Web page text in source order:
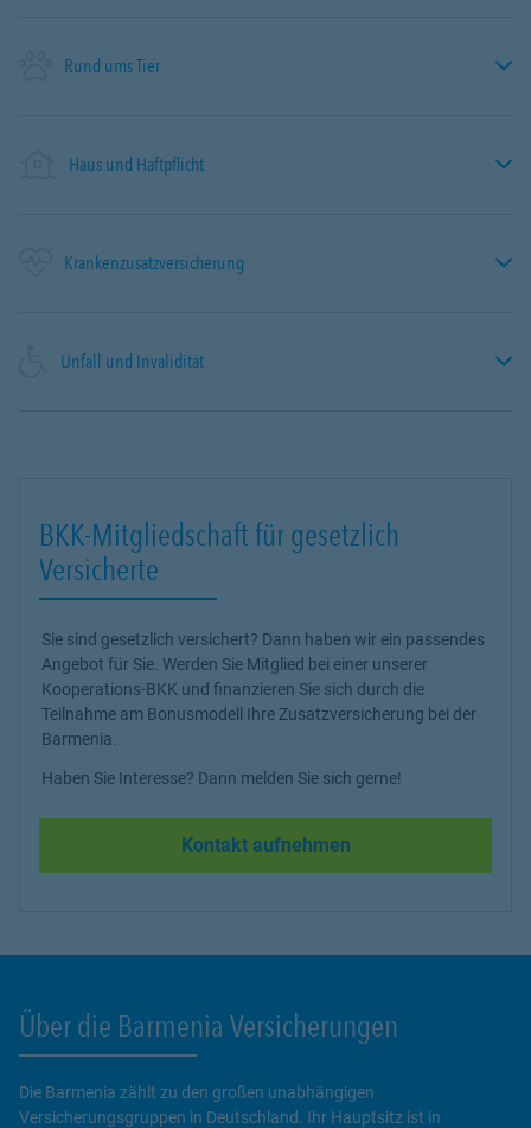
Rund ums Tier
Haus und Haftpflicht
Krankenzusatzversicherung
Unfall und Invalidität
BKK-Mitgliedschaft für gesetzlich
Versicherte
Sie sind gesetzlich versichert? Dann haben wir ein passendes
Angebot für Sie. Werden Sie Mitglied bei einer unserer
Kooperations-BKK und finanzieren Sie sich durch die
Teilnahme am Bonusmodell Ihre Zusatzversicherung bei der
Barmenia.
Haben Sie Interesse? Dann melden Sie sich gerne!
Kontakt aufnehmen
Über die Barmenia Versicherungen
Die Barmenia zählt zu den großen unabhängigen
Versicherungsgruppen in Deutschland. Ihr Hauptsitz ist in